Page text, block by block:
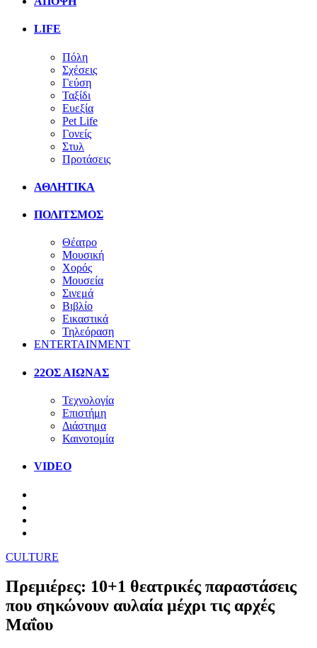
LIFE
Πόλη
Σχέσεις
Γεύση
Ταξίδι
Ευεξία
Pet Life
Γονείς
Στυλ
Προτάσεις
ΑΘΛΗΤΙΚΑ
ΠΟΛΙΤΣΜΟΣ
Θέατρο
Μουσική
Χορός
Μουσεία
Σινεμά
Βιβλίο
Εικαστικά
Τηλεόραση
ENTERTAINMENT
22ΟΣ ΑΙΩΝΑΣ
Τεχνολογία
Επιστήμη
Διάστημα
Καινοτομία
VIDEO
CULTURE
Πρεμιέρες: 10+1 θεατρικές παραστάσεις
που σηκώνουν αυλαία μέχρι τις αρχές
Μαΐου